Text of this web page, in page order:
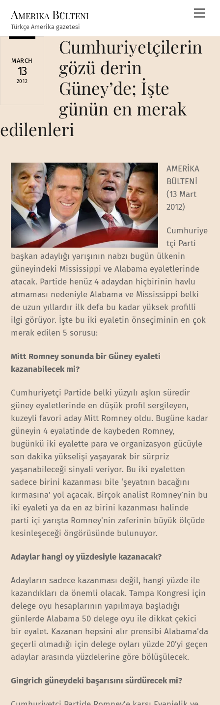
content
Amerika Bülteni
Türkçe Amerika gazetesi
MARCH
13
2012
Cumhuriyetçilerin
gözü derin
Güney’de; İşte
günün en merak
edilenleri
AMERİKA
BÜLTENİ
(13 Mart
2012)
Cumhuriye
tçi Parti
başkan adaylığı yarışının nabzı bugün ülkenin
güneyindeki Mississippi ve Alabama eyaletlerinde
atacak. Partide henüz 4 adaydan hiçbirinin havlu
atmaması nedeniyle Alabama ve Mississippi belki
de uzun yıllardır ilk defa bu kadar yüksek profilli
ilgi görüyor. İşte bu iki eyaletin önseçiminin en çok
merak edilen 5 sorusu:
Mitt Romney sonunda bir Güney eyaleti
kazanabilecek mi?
Cumhuriyetçi Partide belki yüzyılı aşkın süredir
güney eyaletlerinde en düşük profil sergileyen,
kuzeyli favori aday Mitt Romney oldu. Bugüne kadar
güneyin 4 eyalatinde de kaybeden Romney,
bugünkü iki eyalette para ve organizasyon gücüyle
son dakika yükselişi yaşayarak bir sürpriz
yaşanabileceği sinyali veriyor. Bu iki eyaletten
sadece birini kazanması bile ‘şeyatnın bacağını
kırmasına’ yol açacak. Birçok analist Romney’nin bu
iki eyaleti ya da en az birini kazanması halinde
parti içi yarışta Romney’nin zaferinin büyük ölçüde
kesinleşeceği öngörüsünde bulunuyor.
Adaylar hangi oy yüzdesiyle kazanacak?
Adayların sadece kazanması değil, hangi yüzde ile
kazandıkları da önemli olacak. Tampa Kongresi için
delege oyu hesaplarının yapılmaya başladığı
günlerde Alabama 50 delege oyu ile dikkat çekici
bir eyalet. Kazanan hepsini alır prensibi Alabama’da
geçerli olmadığı için delege oyları yüzde 20’yi geçen
adaylar arasında yüzdelerine göre bölüşülecek.
Gingrich güneydeki başarısını sürdürecek mi?